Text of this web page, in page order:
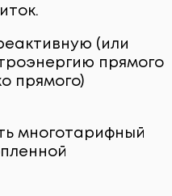
(или
прямого
прямого)
многотарифный